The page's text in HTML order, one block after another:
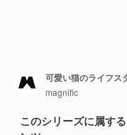
可愛い猫のライフス
magnific
このシリーズに属す